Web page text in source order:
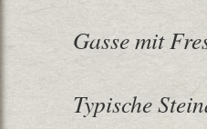
Gasse mit
Typische